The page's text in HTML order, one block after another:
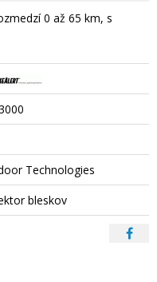
0 až 65 km, s
Technologies
bleskov